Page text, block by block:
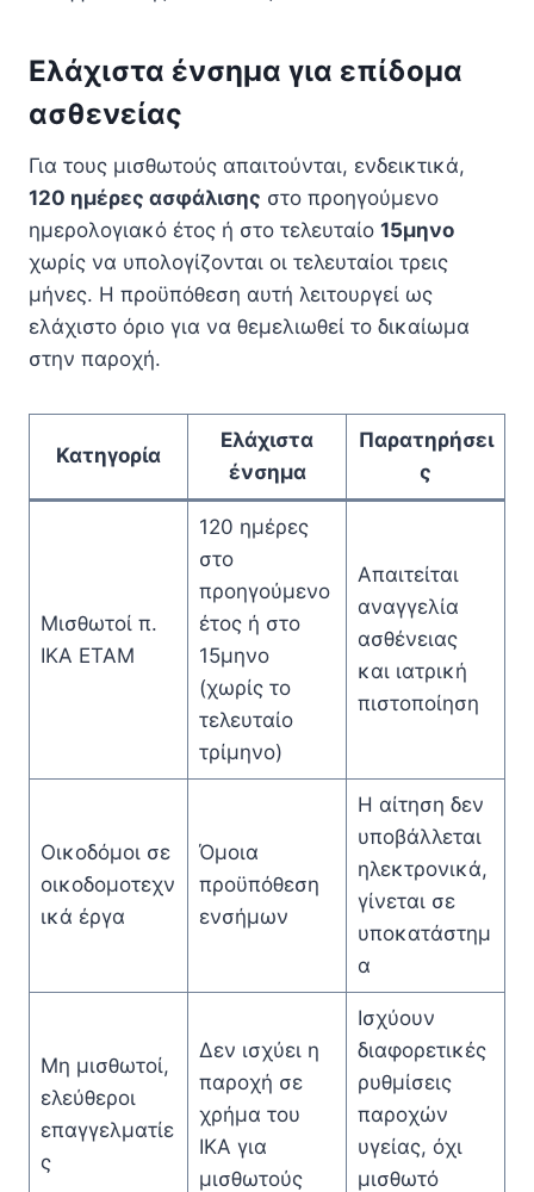
Ελάχιστα ένσημα για επίδομα
ασθενείας
Για τους μισθωτούς απαιτούνται, ενδεικτικά,
120 ημέρες ασφάλισης στο προηγούμενο
ημερολογιακό έτος ή στο τελευταίο 15μηνο
χωρίς να υπολογίζονται οι τελευταίοι τρεις
μήνες. Η προϋπόθεση αυτή λειτουργεί ως
ελάχιστο όριο για να θεμελιωθεί το δικαίωμα
στην παροχή.
Κατηγορία
Ελάχιστα
ένσημα
Παρατηρήσει
ς
Μισθωτοί π.
ΙΚΑ ΕΤΑΜ
120 ημέρες
στο
προηγούμενο
έτος ή στο
15μηνο
(χωρίς το
τελευταίο
τρίμηνο)
Απαιτείται
αναγγελία
ασθένειας
και ιατρική
πιστοποίηση
Οικοδόμοι σε
οικοδομοτεχν
ικά έργα
Όμοια
προϋπόθεση
ενσήμων
Η αίτηση δεν
υποβάλλεται
ηλεκτρονικά,
γίνεται σε
υποκατάστημ
α
Μη μισθωτοί,
ελεύθεροι
επαγγελματίε
ς
Δεν ισχύει η
παροχή σε
χρήμα του
ΙΚΑ για
μισθωτούς
Ισχύουν
διαφορετικές
ρυθμίσεις
παροχών
υγείας, όχι
μισθωτό